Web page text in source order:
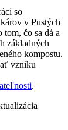
so
v Pustých
čo sa dá a
základných
kompostu.
vzniku
.